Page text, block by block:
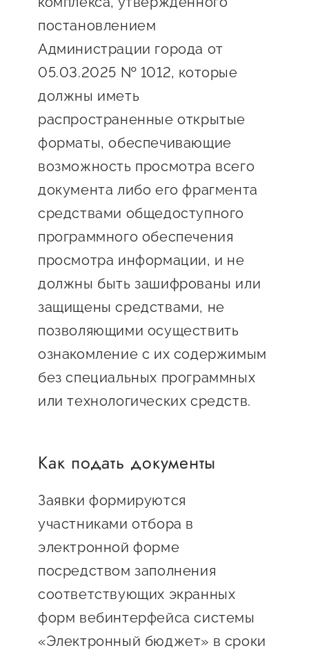
постановлением
Администрации города от
05.03.2025 № 1012, которые
должны иметь
распространенные открытые
форматы, обеспечивающие
возможность просмотра всего
документа либо его фрагмента
средствами общедоступного
программного обеспечения
просмотра информации, и не
должны быть зашифрованы или
защищены средствами, не
позволяющими осуществить
ознакомление с их содержимым
без специальных программных
или технологических средств.
Как подать документы
Заявки формируются
участниками отбора в
электронной форме
посредством заполнения
соответствующих экранных
форм вебинтерфейса системы
«Электронный бюджет» в сроки